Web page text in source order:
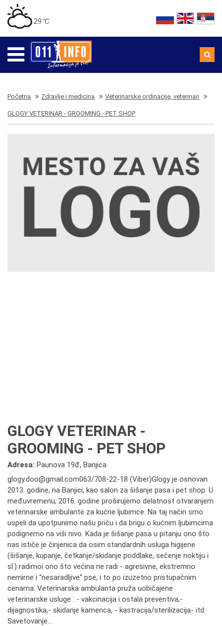
29 ℃
Početna Zdravlje i medicina Veterinarske ordinacije, veterinari
GLOGY VETERINAR - GROOMING - PET SHOP
GLOGY VETERINAR -
GROOMING - PET SHOP
Adresa: Paunova 19đ, Banjica
glogy.doo@gmail.com063/708-22-18 (Viber)Glogy je osnovan
2013. godine, na Banjici, kao salon za šišanje pasa i pet shop. U
međuvremenu, 2016. godine proširujemo delatnost otvaranjem
veterinarske ambulante za kućne ljubimce. Na taj način smo
uspeli da upotpunimo našu priču i da brigu o kućnim ljubimcima
podignemo na viši nivo. Kada je šišanje pasa u pitanju ono što
nas ističe je činjenica da osim standardnih usluga higijene
(šišanje, kupanje, četkanje/skidanje poddlake, sečenje noktiju i
sl.) radimoi ono što većina ne radi - agresivne, ekstremno
nemirne i “nesaradljive” pse, i to po izuzetno pristupačnim
cenama. Veterinarska ambulanta pruža uobičajene
veterinarske usluge : - vakcinacija i ostala preventiva,-
dijagnostika,- skidanje kamenca, - kastracija/sterilizacija- itd.
Savetovanje...